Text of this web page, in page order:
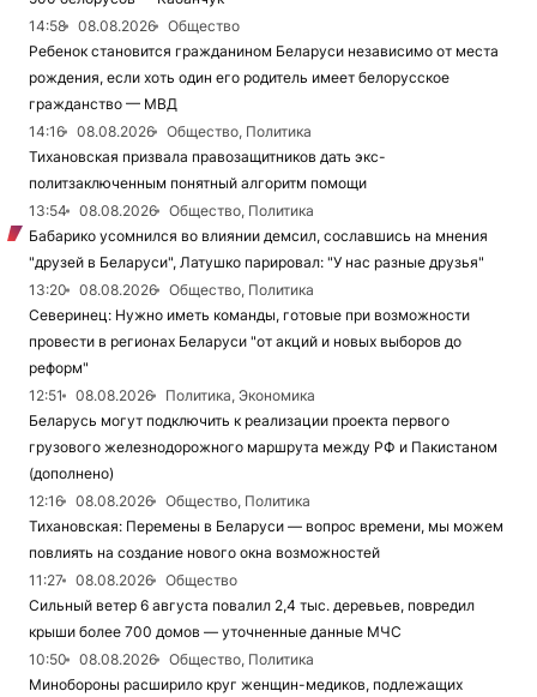
14:58
08.08.2026
Общество
Ребенок становится гражданином Беларуси независимо от места
рождения, если хоть один его родитель имеет белорусское
гражданство — МВД
14:16
08.08.2026
Общество, Политика
Тихановская призвала правозащитников дать экс-
политзаключенным понятный алгоритм помощи
13:54
08.08.2026
Общество, Политика
Бабарико усомнился во влиянии демсил, сославшись на мнения
"друзей в Беларуси", Латушко парировал: "У нас разные друзья"
13:20
08.08.2026
Общество, Политика
Северинец: Нужно иметь команды, готовые при возможности
провести в регионах Беларуси "от акций и новых выборов до
реформ"
12:51
08.08.2026
Политика, Экономика
Беларусь могут подключить к реализации проекта первого
грузового железнодорожного маршрута между РФ и Пакистаном
(дополнено)
12:16
08.08.2026
Общество, Политика
Тихановская: Перемены в Беларуси — вопрос времени, мы можем
повлиять на создание нового окна возможностей
11:27
08.08.2026
Общество
Сильный ветер 6 августа повалил 2,4 тыс. деревьев, повредил
крыши более 700 домов — уточненные данные МЧС
10:50
08.08.2026
Общество, Политика
Минобороны расширило круг женщин-медиков, подлежащих